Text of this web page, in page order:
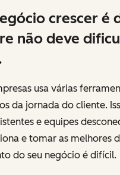
crescer é
não deve
usa várias
da jornada do cliente.
e equipes
e tomar as melhores
do seu negócio é difícil.